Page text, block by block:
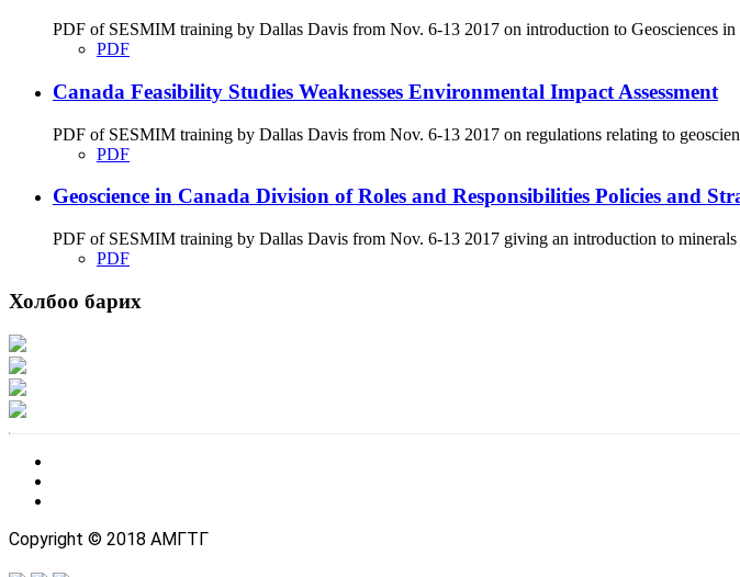
PDF of SESMIM training by Dallas Davis from Nov. 6-13 2017 on introduction to Geosciences in
PDF
Canada Feasibility Studies Weaknesses Environmental Impact Assessment
PDF of SESMIM training by Dallas Davis from Nov. 6-13 2017 on regulations relating to
PDF
Geoscience in Canada Division of Roles and Responsibilities Policies and
PDF of SESMIM training by Dallas Davis from Nov. 6-13 2017 giving an introduction to minerals
PDF
Холбоо барих
Copyright © 2018 АМГТГ